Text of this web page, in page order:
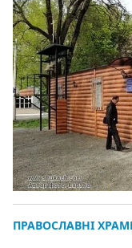
ПРАВОСЛАВНІ